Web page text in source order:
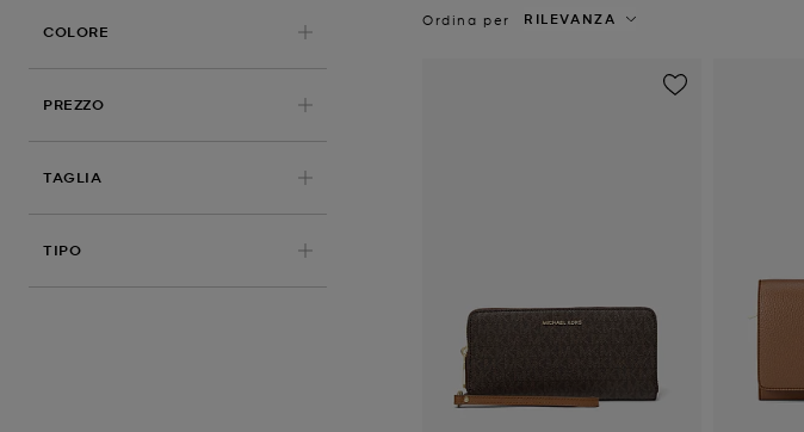
COLORE
PREZZO
TAGLIA
TIPO
Ordina per RILEVANZA